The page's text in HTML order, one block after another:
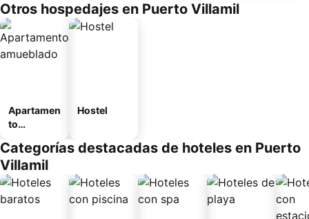
Otros hospedajes en Puerto Villamil
Apartamen
to
o
Hostel
Categorías destacadas de hoteles en Puerto
Villamil